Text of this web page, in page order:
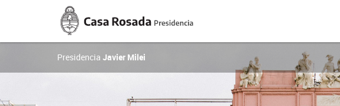
Casa
Rosada
Presidencia
de
Nación
Presidencia Javier Milei